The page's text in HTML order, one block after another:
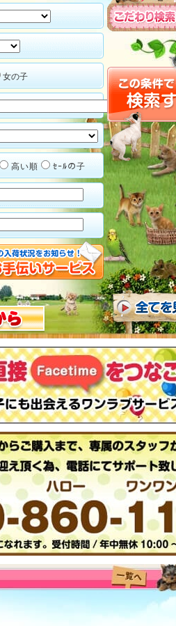
女の子
高い順 ｾｰﾙの子